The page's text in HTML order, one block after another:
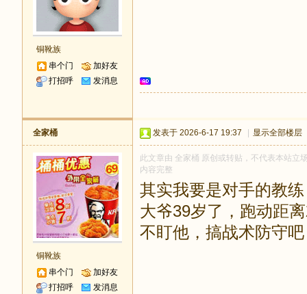
铜靴族
串个门
加好友
打招呼
发消息
全家桶
铜靴族
串个门
加好友
打招呼
发消息
发表于 2026-6-17 19:37 显示全部楼层
此文章由 全家桶 原创或转贴，不代表本站立
内容完整
其实我要是对手的教
大爷39岁了，跑动距
不盯他，搞战术防守